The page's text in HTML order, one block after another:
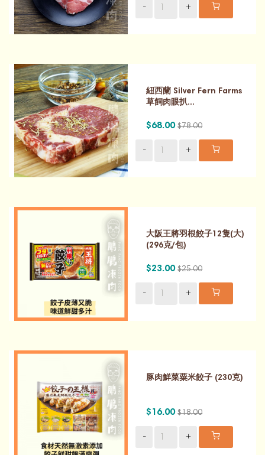
- +
紐西蘭 Silver Fern Farms
草飼肉眼扒...
$68.00 $78.00
- +
大阪王將羽根餃子12隻(大)
(296克/包)
$23.00 $25.00
- +
豚肉鮮菜粟米餃子 (230克)
$16.00 $18.00
- +